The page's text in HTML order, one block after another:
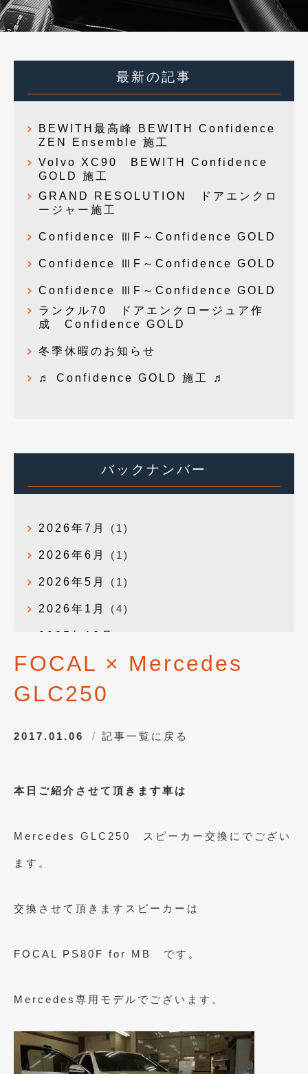
最新の記事
BEWITH最高峰 BEWITH Confidence
ZEN Ensemble 施工
Volvo XC90 BEWITH Confidence
GOLD 施工
GRAND RESOLUTION ドアエンクロ
ージャー施工
Confidence ⅢF～Confidence GOLD
Confidence ⅢF～Confidence GOLD
Confidence ⅢF～Confidence GOLD
ランクル70 ドアエンクロージュア作
成 Confidence GOLD
冬季休暇のお知らせ
♬ Confidence GOLD 施工 ♬
バックナンバー
2026年7月 (1)
2026年6月 (1)
2026年5月 (1)
2026年1月 (4)
2025年12月
2025年10月(1)
2025年8月
2024年8月(1)
2024年6月(1)
2023年11月(1)
2023年9月 (1)
2022年12月(1)
2022年10月 (2)
FOCAL × Mercedes
GLC250
2017.01.06 記事一覧に戻る
本日ご紹介させて頂きます車は
Mercedes GLC250 スピーカー交換にでござい
ます。
交換させて頂きますスピーカーは
FOCAL PS80F for MB です。
Mercedes専用モデルでございます。